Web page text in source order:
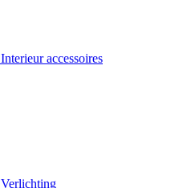
Interieur accessoires
Verlichting